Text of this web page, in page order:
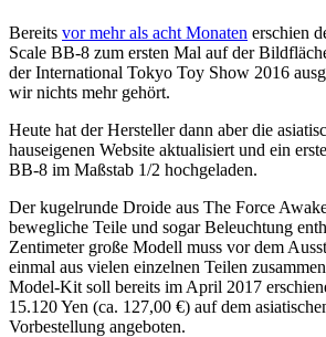
Bereits vor mehr als acht Monaten erschien
Scale BB-8 zum ersten Mal auf der
der International Tokyo Toy Show 2016
wir nichts mehr gehört.
Heute hat der Hersteller dann aber die
hauseigenen Website aktualisiert und ein
BB-8 im Maßstab 1/2 hochgeladen.
Der kugelrunde Droide aus The Force
bewegliche Teile und sogar Beleuchtung
Zentimeter große Modell muss vor dem
einmal aus vielen einzelnen Teilen
Model-Kit soll bereits im April 2017
15.120 Yen (ca. 127,00 €) auf dem
Vorbestellung angeboten.